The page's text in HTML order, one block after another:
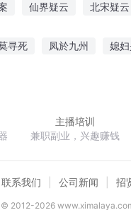
仙界疑云 北宋疑云
寻死 凤於九州 媳
主播培训
兼职副业，兴趣赚钱
联系我们 公司新闻 招
© 2012-2026